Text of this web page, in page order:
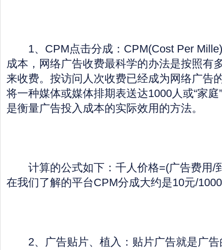
1、CPM点击分成：CPM(Cost Per
成本，网络广告收费最科学的办法是按照有
来收费。按访问人次收费已经成为网络广告
将一种媒体或媒体排期表送达1000人或“家
是衡量广告投入成本的实际效用的方法。
计算的公式如下：千人价格=(广告费用/
在我们了解的平台CPM分成大约是10元/
2、广告贴片、植入：贴片广告就是广告